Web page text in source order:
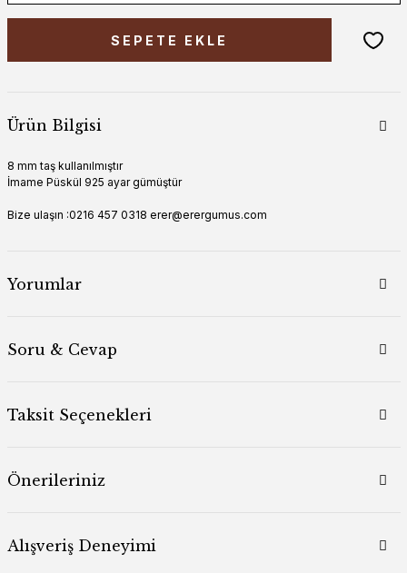
SEPETE EKLE
Ürün Bilgisi
8 mm taş kullanılmıştır
İmame Püskül 925 ayar gümüştür
Bize ulaşın :0216 457 0318 erer@erergumus.com
Yorumlar
Soru & Cevap
Taksit Seçenekleri
Önerileriniz
Alışveriş Deneyimi